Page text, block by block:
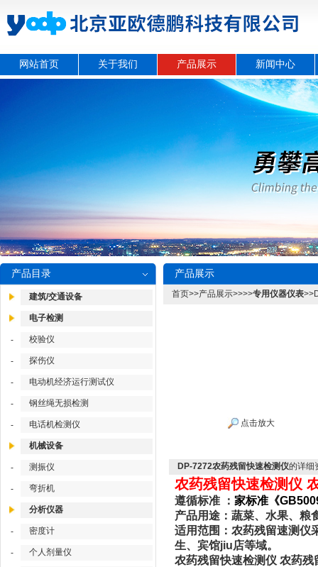
网站首页 关于我们 产品展示 新闻中心
产品目录
建筑/交通设备
电子检测
- 校验仪
- 探伤仪
- 电动机经济运行测试仪
- 钢丝绳无损检测
- 电话机检测仪
机械设备
- 测振仪
- 弯折机
分析仪器
- 密度计
- 个人剂量仪
产品展示
首页>>产品展示>>>>专用仪器仪表
点击放大
DP-7272农药残留快速检测仪的详细
农药残留快速检测仪
遵循标准 ： 家标准《
产品用途：蔬菜、水果、粮
适用范围：农药残留速测仪
生、宾馆jiu店等域。
农药残留快速检测仪 农药